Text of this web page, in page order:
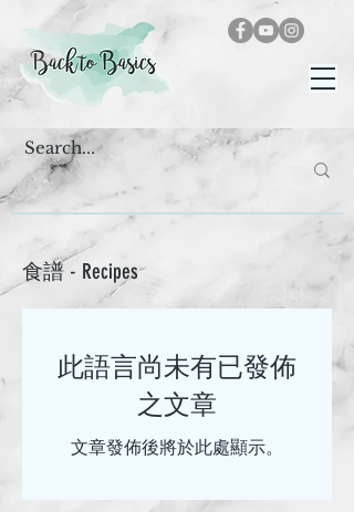
​食譜 - Recipes
此語言尚未有已發佈
之文章
文章發佈後將於此處顯示。